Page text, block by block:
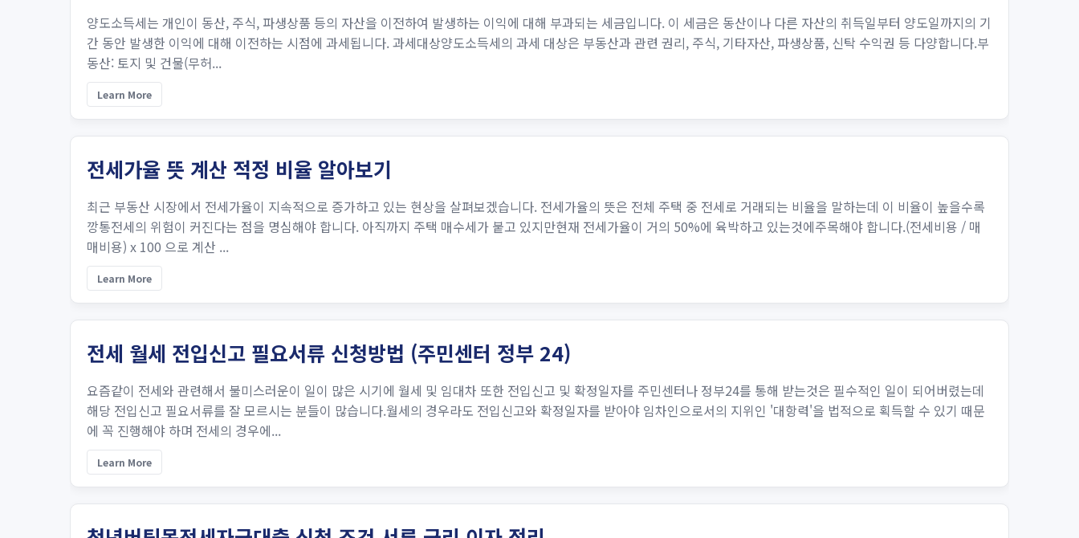
양도소득세는 개인이 동산, 주식, 파생상품 등의 자산을 이전하여 발생하는 이익에 대해 부과되는 세금입니다. 이 세금은 동산이나 다른 자산의 취득일부터 양도일까지의 기
간 동안 발생한 이익에 대해 이전하는 시점에 과세됩니다. 과세대상양도소득세의 과세 대상은 부동산과 관련 권리, 주식, 기타자산, 파생상품, 신탁 수익권 등 다양합니다.부
동산: 토지 및 건물(무허...
Learn More
전세가율 뜻 계산 적정 비율 알아보기
최근 부동산 시장에서 전세가율이 지속적으로 증가하고 있는 현상을 살펴보겠습니다. 전세가율의 뜻은 전체 주택 중 전세로 거래되는 비율을 말하는데 이 비율이 높을수록
깡통전세의 위험이 커진다는 점을 명심해야 합니다. 아직까지 주택 매수세가 붙고 있지만현재 전세가율이 거의 50%에 육박하고 있는것에주목해야 합니다.(전세비용 / 매
매비용) x 100 으로 계산 ​...
Learn More
전세 월세 전입신고 필요서류 신청방법 (주민센터 정부 24)
요즘같이 전세와 관련해서 불미스러운이 일이 많은 시기에 월세 및 임대차 또한 전입신고 및 확정일자를 주민센터나 정부24를 통해 받는것은 필수적인 일이 되어버렸는데
해당 전입신고 필요서류를 잘 모르시는 분들이 많습니다.월세의 경우라도 전입신고와 확정일자를 받아야 임차인으로서의 지위인 '대항력'을 법적으로 획득할 수 있기 때문
에 꼭 진행해야 하며 전세의 경우에...
Learn More